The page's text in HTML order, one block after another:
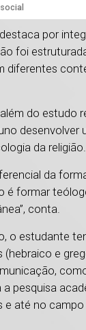
por
foi
diferentes
do estudo
desenvolver
da religião.
da
é formar
conta.
o estudante
(hebraico e
pesquisa
e até no